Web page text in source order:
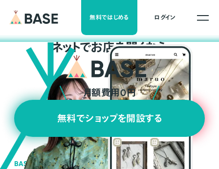
無料ではじめる ログイン
ネットでお店を開くなら
月額費用0円
無料でショップを開設する
BASEの強み